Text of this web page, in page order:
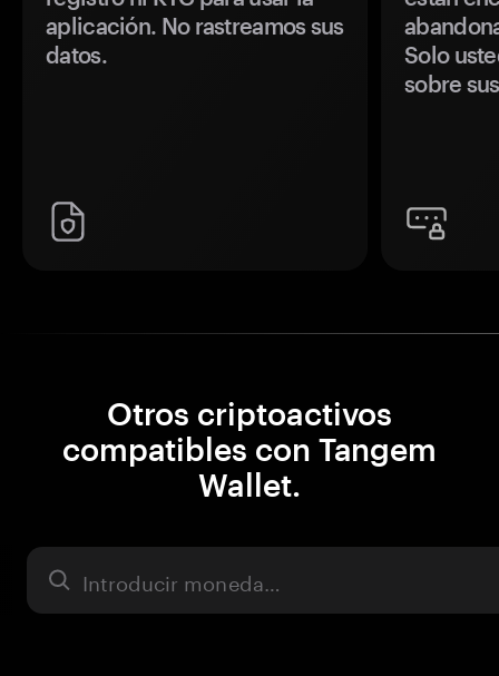
aplicación. No rastreamos sus
datos.
Solo
sobre
Otros criptoactivos
compatibles con Tangem
Wallet.
Activo